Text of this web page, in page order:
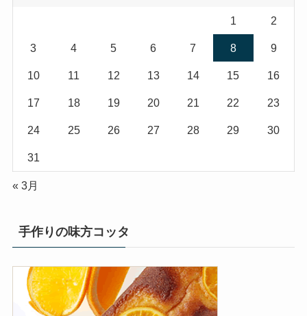
1 2
3 4 5 6 7 8 9
10 11 12 13 14 15 16
17 18 19 20 21 22 23
24 25 26 27 28 29 30
31
« 3月
手作りの味方コッタ